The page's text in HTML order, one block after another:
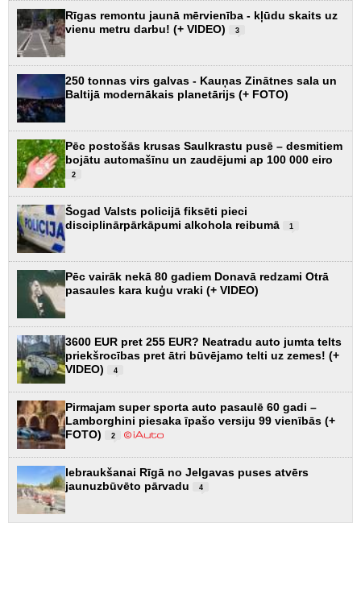
Rīgas remontu jaunā mērvienība - kļūdu skaits uz
vienu metru darbu! (+ VIDEO)
3
250 tonnas virs galvas - Kauņas Zinātnes sala un
Baltijā modernākais planetārijs (+ FOTO)
Pēc postošās krusas Saulkrastu pusē – desmitiem
bojātu automašīnu un zaudējumi ap 100 000 eiro
2
Šogad Valsts policijā fiksēti pieci
disciplinārpārkāpumi alkohola reibumā
1
Pēc vairāk nekā 80 gadiem Donavā redzami Otrā
pasaules kara kuģu vraki (+ VIDEO)
3600 EUR pret 255 EUR? Neatradu auto jumta telts
priekšrocības pret ātri būvējamo telti uz zemes! (+
VIDEO)
4
Pirmajam super sporta auto pasaulē 60 gadi –
Lamborghini piesaka īpašo versiju 99 vienībās (+
FOTO)
2
Iebraukšanai Rīgā no Jelgavas puses atvērs
jaunuzbūvēto pārvadu
4